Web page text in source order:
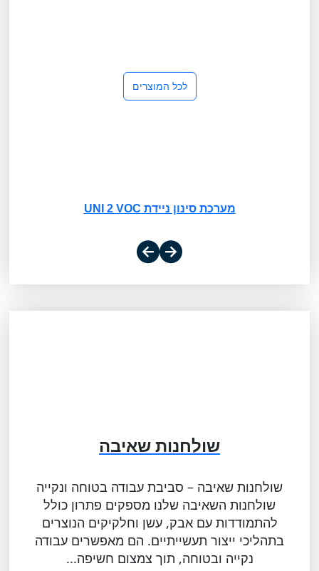
לכל המוצרים
מערכת סינון ניידת UNI 2 VOC
שולחנות שאיבה
שולחנות שאיבה – סביבת עבודה בטוחה ונקייה
שולחנות השאיבה שלנו מספקים פתרון כולל
להתמודדות עם אבק, עשן וחלקיקים הנוצרים
בתהליכי ייצור תעשייתיים. הם מאפשרים עבודה
נקייה ובטוחה, תוך צמצום חשיפה...